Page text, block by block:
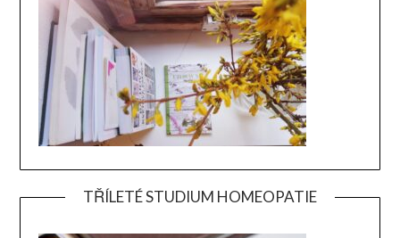
TŘÍLETÉ STUDIUM HOMEOPATIE